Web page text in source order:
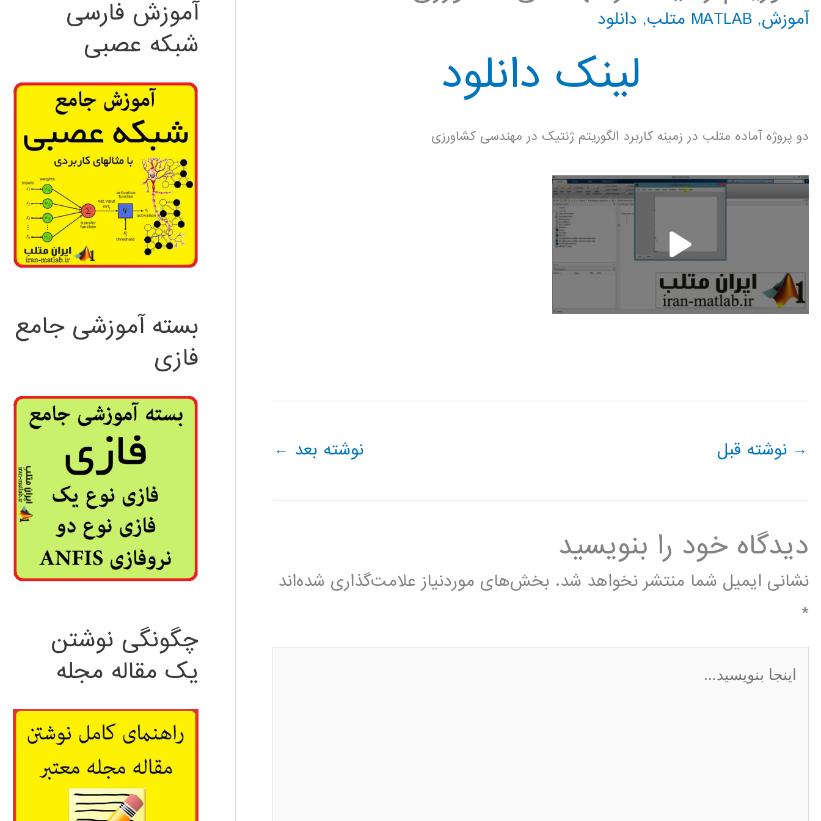
آموزش, MATLAB متلب , دانلود
لینک دانلود
دو پروژه آماده متلب در زمینه کاربرد الگوریتم ژنتیک در مهندسی کشاورزی
→ نوشته قبل نوشته بعد ←
دیدگاه‌ خود را بنویسید
نشانی ایمیل شما منتشر نخواهد شد. بخش‌های موردنیاز علامت‌گذاری شده‌اند
*
اینجا
بنویسید…
آموزش فارسی
شبکه عصبی
بسته آموزشی جامع
فازی
چگونگی نوشتن
یک مقاله مجله